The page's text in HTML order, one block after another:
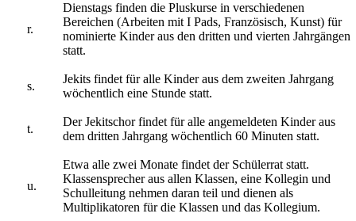
r.
Dienstags finden die Pluskurse in verschiedenen
Bereichen (Arbeiten mit I Pads, Französisch, Kunst) für
nominierte Kinder aus den dritten und vierten Jahrgängen
statt.
s.
Jekits findet für alle Kinder aus dem zweiten Jahrgang
wöchentlich eine Stunde statt.
t.
Der Jekitschor findet für alle angemeldeten Kinder aus
dem dritten Jahrgang wöchentlich 60 Minuten statt.
u.
Etwa alle zwei Monate findet der Schülerrat statt.
Klassensprecher aus allen Klassen, eine Kollegin und
Schulleitung nehmen daran teil und dienen als
Multiplikatoren für die Klassen und das Kollegium.